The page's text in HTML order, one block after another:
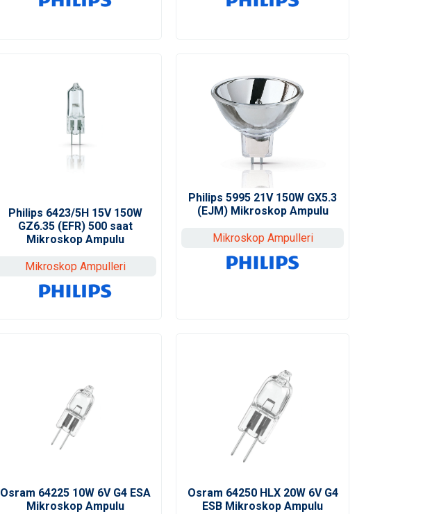
Philips 6423/5H 15V 150W
GZ6.35 (EFR) 500 saat
Mikroskop Ampulu
Mikroskop Ampulleri
Philips 5995 21V 150W GX5.3
(EJM) Mikroskop Ampulu
Mikroskop Ampulleri
Osram 64225 10W 6V G4 ESA
Mikroskop Ampulu
Osram 64250 HLX 20W 6V G4
ESB Mikroskop Ampulu